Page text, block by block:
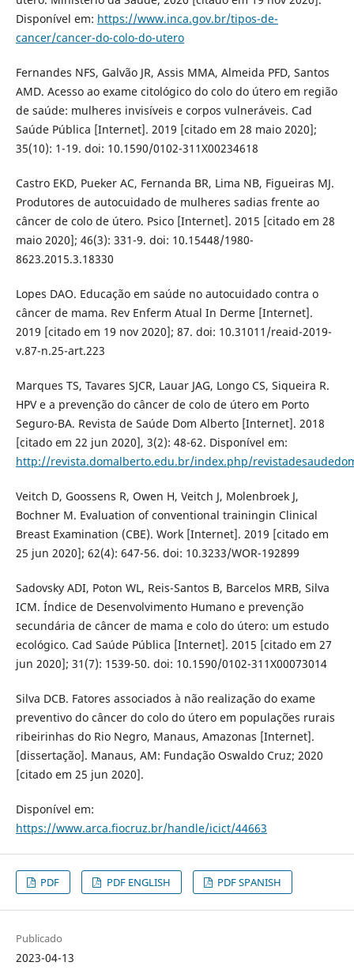
Disponível em: https://www.inca.gov.br/tipos-de-
cancer/cancer-do-colo-do-utero
Fernandes NFS, Galvão JR, Assis MMA, Almeida PFD, Santos
AMD. Acesso ao exame citológico do colo do útero em região
de saúde: mulheres invisíveis e corpos vulneráveis. Cad
Saúde Pública [Internet]. 2019 [citado em 28 maio 2020];
35(10): 1-19. doi: 10.1590/0102-311X00234618
Castro EKD, Pueker AC, Fernanda BR, Lima NB, Figueiras MJ.
Produtores de autocuidado de mulheres sadias frente ao
câncer de colo de útero. Psico [Internet]. 2015 [citado em 28
maio 2020]; 46(3): 331-9. doi: 10.15448/1980-
8623.2015.3.18330
Lopes DAO. Educação em saúde no autocuidado contra o
câncer de mama. Rev Enferm Atual In Derme [Internet].
2019 [citado em 19 nov 2020]; 87. doi: 10.31011/reaid-2019-
v.87-n.25-art.223
Marques TS, Tavares SJCR, Lauar JAG, Longo CS, Siqueira R.
HPV e a prevenção do câncer de colo de útero em Porto
Seguro-BA. Revista de Saúde Dom Alberto [Internet]. 2018
[citado em 22 jun 2020], 3(2): 48-62. Disponível em:
http://revista.domalberto.edu.br/index.php/
Veitch D, Goossens R, Owen H, Veitch J, Molenbroek J,
Bochner M. Evaluation of conventional trainingin Clinical
Breast Examination (CBE). Work [Internet]. 2019 [citado em
25 jun 2020]; 62(4): 647-56. doi: 10.3233/WOR-192899
Sadovsky ADI, Poton WL, Reis-Santos B, Barcelos MRB, Silva
ICM. Índice de Desenvolvimento Humano e prevenção
secundária de câncer de mama e colo do útero: um estudo
ecológico. Cad Saúde Pública [Internet]. 2015 [citado em 27
jun 2020]; 31(7): 1539-50. doi: 10.1590/0102-311X00073014
Silva DCB. Fatores associados à não realização do exame
preventivo do câncer do colo do útero em populações rurais
ribeirinhas do Rio Negro, Manaus, Amazonas [Internet].
[dissertação]. Manaus, AM: Fundação Oswaldo Cruz; 2020
[citado em 25 jun 2020].
Disponível em:
https://www.arca.fiocruz.br/handle/icict/44663
PDF PDF ENGLISH PDF SPANISH
Publicado
2023-04-13